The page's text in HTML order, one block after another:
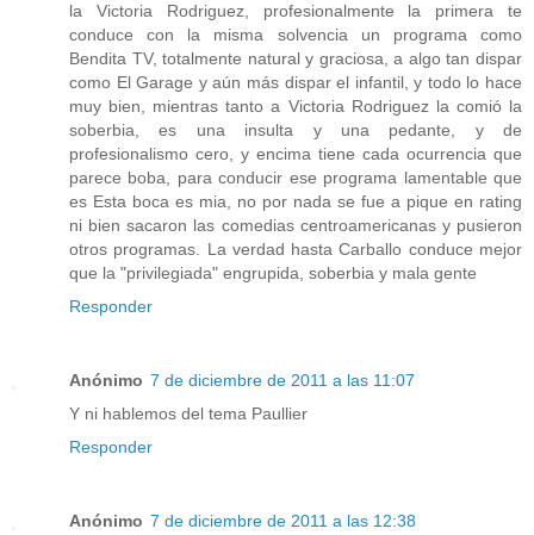
la Victoria Rodriguez, profesionalmente la primera te
conduce con la misma solvencia un programa como
Bendita TV, totalmente natural y graciosa, a algo tan dispar
como El Garage y aún más dispar el infantil, y todo lo hace
muy bien, mientras tanto a Victoria Rodriguez la comió la
soberbia, es una insulta y una pedante, y de
profesionalismo cero, y encima tiene cada ocurrencia que
parece boba, para conducir ese programa lamentable que
es Esta boca es mia, no por nada se fue a pique en rating
ni bien sacaron las comedias centroamericanas y pusieron
otros programas. La verdad hasta Carballo conduce mejor
que la "privilegiada" engrupida, soberbia y mala gente
Responder
Anónimo 7 de diciembre de 2011 a las 11:07
Y ni hablemos del tema Paullier
Responder
Anónimo 7 de diciembre de 2011 a las 12:38